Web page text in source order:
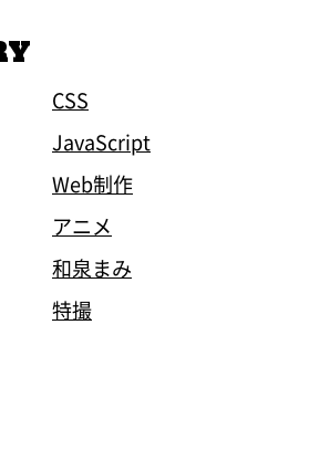
CSS
JavaScript
Web制作
アニメ
和泉まみ
特撮